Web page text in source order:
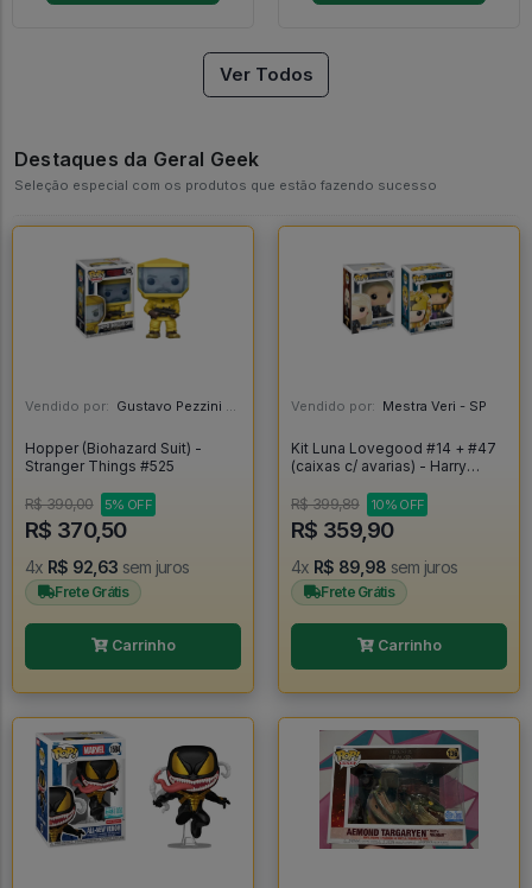
Ver Todos
Destaques da Geral Geek
Seleção especial com os produtos que estão fazendo sucesso
Vendido por: Gustavo Pezzini - MG
Hopper (Biohazard Suit) -
Stranger Things #525
R$ 390,00 5% OFF
R$ 370,50
4x R$ 92,63 sem juros
Frete Grátis
Carrinho
Vendido por: Mestra Veri - SP
Kit Luna Lovegood #14 + #47
(caixas c/ avarias) - Harry
R$ 399,89
10% OFF
R$ 359,90
4x R$ 89,98 sem juros
Frete Grátis
Carrinho